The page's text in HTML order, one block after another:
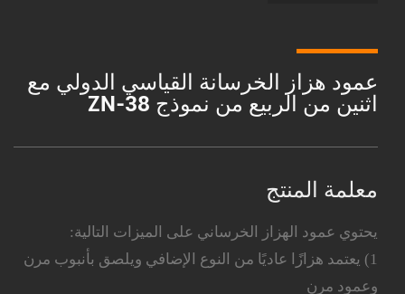
عمود هزاز الخرسانة القياسي الدولي مع
اثنين من الربيع من نموذج ZN-38
معلمة المنتج
يحتوي عمود الهزاز الخرساني على الميزات التالية:
1) يعتمد هزازًا عاديًا من النوع الإضافي ويلصق بأنبوب مرن
وعمود مرن